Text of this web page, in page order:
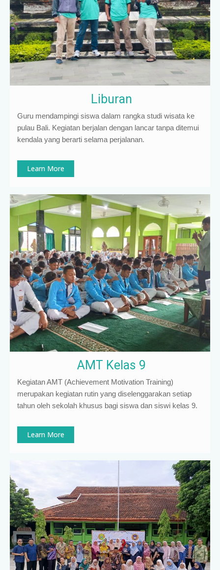
Liburan
Guru mendampingi siswa dalam rangka studi wisata ke
pulau Bali. Kegiatan berjalan dengan lancar tanpa ditemui
kendala yang berarti selama perjalanan.
Learn More
AMT Kelas 9
Kegiatan AMT (Achievement Motivation Training)
merupakan kegiatan rutin yang diselenggarakan setiap
tahun oleh sekolah khusus bagi siswa dan siswi kelas 9.
Learn More